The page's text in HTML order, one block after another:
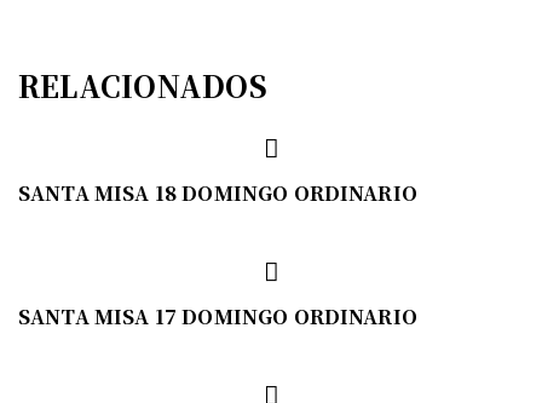
RELACIONADOS
SANTA MISA 18 DOMINGO ORDINARIO
SANTA MISA 17 DOMINGO ORDINARIO